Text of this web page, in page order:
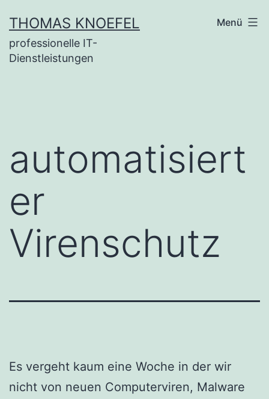
Inhalt
springen
THOMAS KNOEFEL
professionelle IT-
Dienstleistungen
Menü
automatisiert
er
Virenschutz
Es vergeht kaum eine Woche in der wir
nicht von neuen Computerviren, Malware